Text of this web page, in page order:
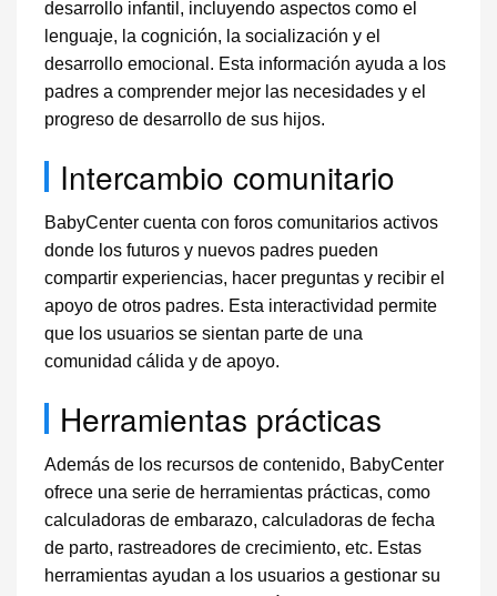
desarrollo infantil, incluyendo aspectos como el
lenguaje, la cognición, la socialización y el
desarrollo emocional. Esta información ayuda a los
padres a comprender mejor las necesidades y el
progreso de desarrollo de sus hijos.
Intercambio comunitario
BabyCenter cuenta con foros comunitarios activos
donde los futuros y nuevos padres pueden
compartir experiencias, hacer preguntas y recibir el
apoyo de otros padres. Esta interactividad permite
que los usuarios se sientan parte de una
comunidad cálida y de apoyo.
Herramientas prácticas
Además de los recursos de contenido, BabyCenter
ofrece una serie de herramientas prácticas, como
calculadoras de embarazo, calculadoras de fecha
de parto, rastreadores de crecimiento, etc. Estas
herramientas ayudan a los usuarios a gestionar su